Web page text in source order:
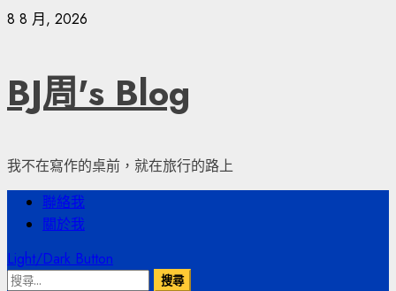
Skip
8 8 月, 2026
BJ周's Blog
我不在寫作的桌前，就在旅行的路上
Primary
Menu
聯絡我
關於我
Light/Dark Button
搜